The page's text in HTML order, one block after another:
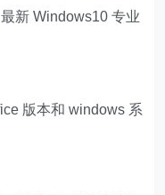
新 Windows10 专业
版本和 windows 系